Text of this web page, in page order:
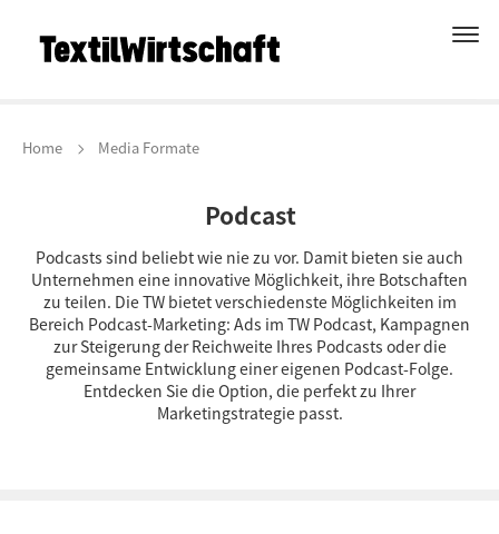
Home Media Formate
Podcast
Podcasts sind beliebt wie nie zu vor. Damit bieten sie auch
Unternehmen eine innovative Möglichkeit, ihre Botschaften
zu teilen. Die TW bietet verschiedenste Möglichkeiten im
Bereich Podcast-Marketing: Ads im TW Podcast, Kampagnen
zur Steigerung der Reichweite Ihres Podcasts oder die
gemeinsame Entwicklung einer eigenen Podcast-Folge.
Entdecken Sie die Option, die perfekt zu Ihrer
Marketingstrategie passt.